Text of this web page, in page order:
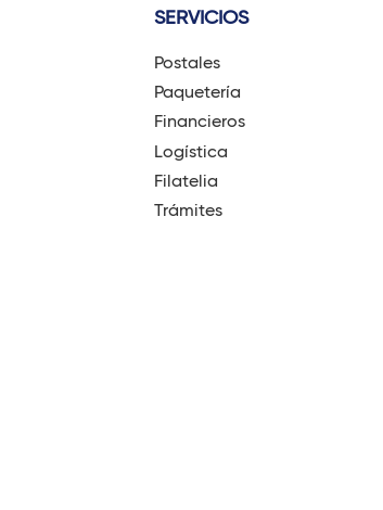
SERVICIOS
Postales
Paquetería
Financieros
Logística
Filatelia
Trámites